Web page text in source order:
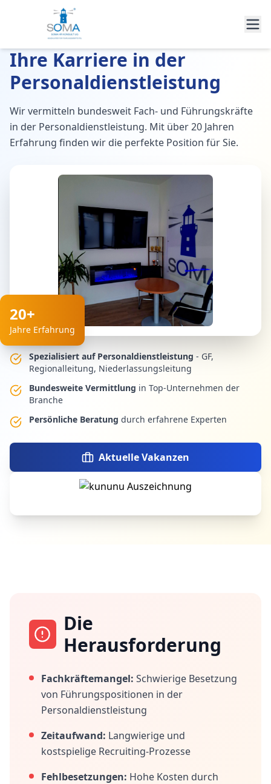
Ihre Karriere in der
Personaldienstleistung
Wir vermitteln bundesweit Fach- und Führungskräfte
in der Personaldienstleistung. Mit über 20 Jahren
Erfahrung finden wir die perfekte Position für Sie.
20+
Jahre Erfahrung
Spezialisiert auf Personaldienstleistung - GF,
Regionalleitung, Niederlassungsleitung
Bundesweite Vermittlung in Top-Unternehmen der
Branche
Persönliche Beratung durch erfahrene Experten
Aktuelle Vakanzen
Die
Herausforderung
Fachkräftemangel: Schwierige Besetzung
von Führungspositionen in der
Personaldienstleistung
Zeitaufwand: Langwierige und
kostspielige Recruiting-Prozesse
Fehlbesetzungen: Hohe Kosten durch